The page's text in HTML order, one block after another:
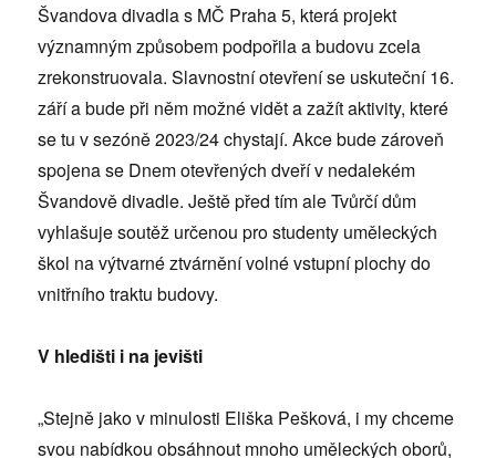
Švandova divadla s MČ Praha 5, která projekt
významným způsobem podpořila a budovu zcela
zrekonstruovala. Slavnostní otevření se uskuteční 16.
září a bude při něm možné vidět a zažít aktivity, které
se tu v sezóně 2023/24 chystají. Akce bude zároveň
spojena se Dnem otevřených dveří v nedalekém
Švandově divadle. Ještě před tím ale Tvůrčí dům
vyhlašuje soutěž určenou pro studenty uměleckých
škol na výtvarné ztvárnění volné vstupní plochy do
vnitřního traktu budovy.
V hledišti i na jevišti
„Stejně jako v minulosti Eliška Pešková, i my chceme
svou nabídkou obsáhnout mnoho uměleckých oborů,